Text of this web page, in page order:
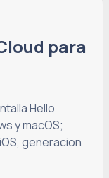
para
Hello
y macOS;
generacion